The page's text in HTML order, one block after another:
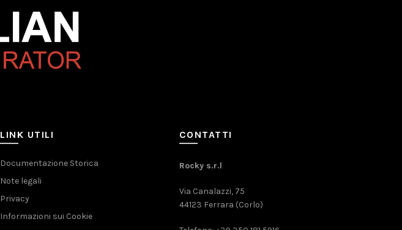
LINK UTILI
Documentazione Storica
Note legali
Privacy
Informazioni sui Cookie
CONTATTI
Rocky s.r.l
Via Canalazzi, 75
44123 Ferrara (Corlo)